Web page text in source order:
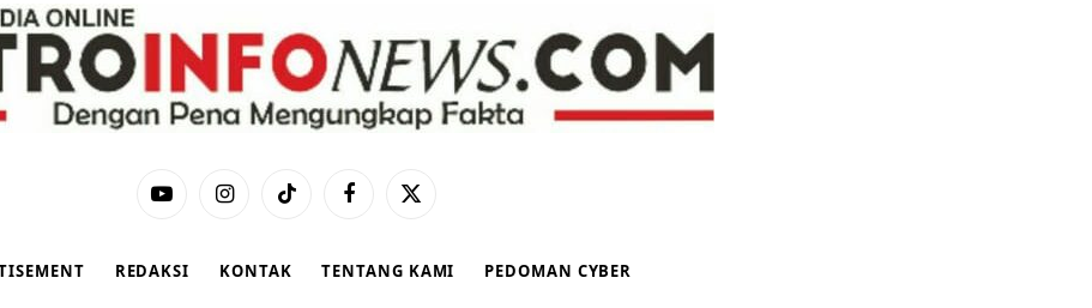
YouTubeInstagramTikTok Facebook
X
REDAKSI KONTAK TENTANG KAMI PEDOMAN CYBER